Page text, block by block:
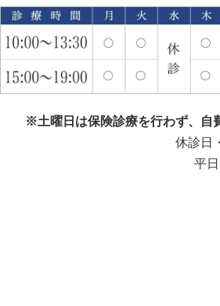
※土曜日は保険診療を行わず、自
休診日
平